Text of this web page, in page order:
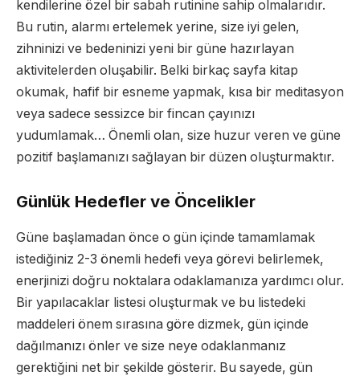
kendilerine özel bir sabah rutinine sahip olmalarıdır.
Bu rutin, alarmı ertelemek yerine, size iyi gelen,
zihninizi ve bedeninizi yeni bir güne hazırlayan
aktivitelerden oluşabilir. Belki birkaç sayfa kitap
okumak, hafif bir esneme yapmak, kısa bir meditasyon
veya sadece sessizce bir fincan çayınızı
yudumlamak… Önemli olan, size huzur veren ve güne
pozitif başlamanızı sağlayan bir düzen oluşturmaktır.
Günlük Hedefler ve Öncelikler
Güne başlamadan önce o gün içinde tamamlamak
istediğiniz 2-3 önemli hedefi veya görevi belirlemek,
enerjinizi doğru noktalara odaklamanıza yardımcı olur.
Bir yapılacaklar listesi oluşturmak ve bu listedeki
maddeleri önem sırasına göre dizmek, gün içinde
dağılmanızı önler ve size neye odaklanmanız
gerektiğini net bir şekilde gösterir. Bu sayede, gün